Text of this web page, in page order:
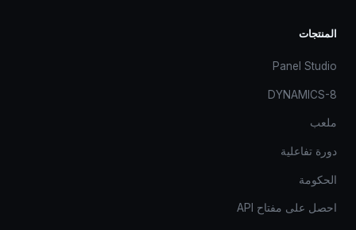
المنتجات
Panel Studio
DYNAMICS-8
ملعب
دورة تفاعلية
الحكومة
احصل على مفتاح API